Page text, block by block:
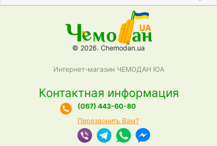
© 2026. Chemodan.ua
Интернет-магазин ЧЕМОДАН ЮА
Контактная информация
(067) 443-60-80
Перезвонить Вам?